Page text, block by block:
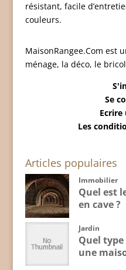
résistant, facile
couleurs.
MaisonRangee.Com est
ménage, la déco, le
Se
Les
Articles populaires
Immobilier
Quel est
en cave ?
Jardin
Quel
une